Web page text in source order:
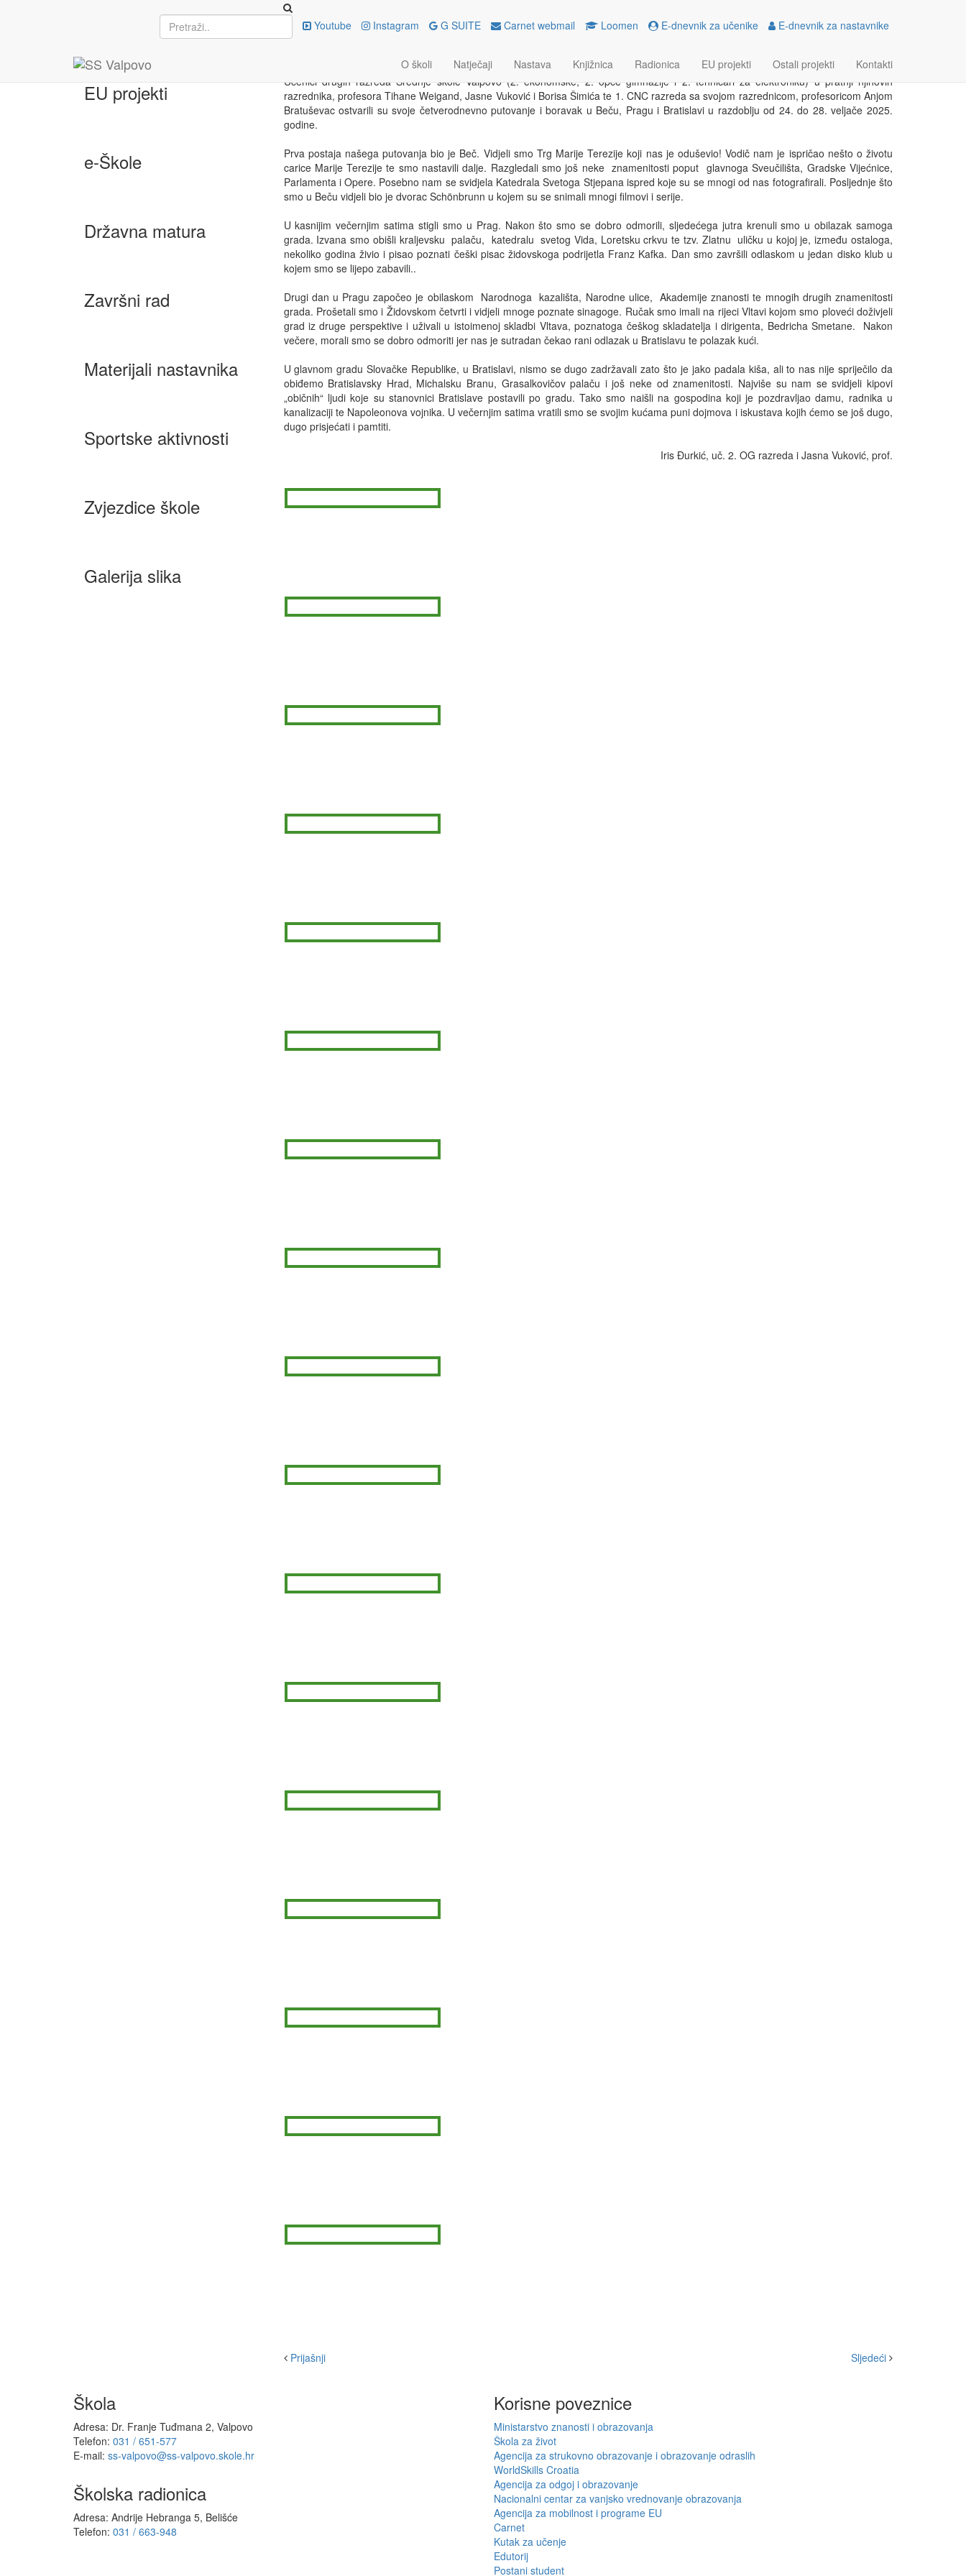
Youtube Instagram G SUITE Carnet webmail Loomen E-dnevnik za učenike E-dnevnik za nastavnike
O školi Natječaji Nastava Knjižnica Radionica EU projekti Ostali projekti Kontakti
EU projekti
e-Škole
Državna matura
Završni rad
Materijali nastavnika
Sportske aktivnosti
Zvjezdice škole
Galerija slika
PUTOVANJE U BEČ, PRAG I BRATISLAVU
Učenici drugih razreda Srednje škole Valpovo (2. ekonomske, 2. opće gimnazije i 2. tehničari za elektroniku) u pratnji njihovih
razrednika, profesora Tihane Weigand, Jasne Vuković i Borisa Šimića te 1. CNC razreda sa svojom razrednicom, profesoricom Anjom
Bratuševac ostvarili su svoje četverodnevno putovanje i boravak u Beču, Pragu i Bratislavi u razdoblju od 24. do 28. veljače 2025.
godine.
Prva postaja našega putovanja bio je Beč. Vidjeli smo Trg Marije Terezije koji nas je oduševio! Vodič nam je ispričao nešto o životu
carice Marije Terezije te smo nastavili dalje. Razgledali smo još neke znamenitosti poput glavnoga Sveučilišta, Gradske Vijećnice,
Parlamenta i Opere. Posebno nam se svidjela Katedrala Svetoga Stjepana ispred koje su se mnogi od nas fotografirali. Posljednje što
smo u Beču vidjeli bio je dvorac Schönbrunn u kojem su se snimali mnogi filmovi i serije.
U kasnijim večernjim satima stigli smo u Prag. Nakon što smo se dobro odmorili, sljedećega jutra krenuli smo u obilazak samoga
grada. Izvana smo obišli kraljevsku palaču, katedralu svetog Vida, Loretsku crkvu te tzv. Zlatnu uličku u kojoj je, između ostaloga,
nekoliko godina živio i pisao poznati češki pisac židovskoga podrijetla Franz Kafka. Dan smo završili odlaskom u jedan disko klub u
kojem smo se lijepo zabavili..
Drugi dan u Pragu započeo je obilaskom Narodnoga kazališta, Narodne ulice, Akademije znanosti te mnogih drugih znamenitosti
grada. Prošetali smo i Židovskom četvrti i vidjeli mnoge poznate sinagoge. Ručak smo imali na rijeci Vltavi kojom smo ploveći doživjeli
grad iz druge perspektive i uživali u istoimenoj skladbi Vltava, poznatoga češkog skladatelja i dirigenta, Bedricha Smetane. Nakon
večere, morali smo se dobro odmoriti jer nas je sutradan čekao rani odlazak u Bratislavu te polazak kući.
U glavnom gradu Slovačke Republike, u Bratislavi, nismo se dugo zadržavali zato što je jako padala kiša, ali to nas nije spriječilo da
obiđemo Bratislavsky Hrad, Michalsku Branu, Grasalkovičov palaču i još neke od znamenitosti. Najviše su nam se svidjeli kipovi
„običnih“ ljudi koje su stanovnici Bratislave postavili po gradu. Tako smo naišli na gospodina koji je pozdravljao damu, radnika u
kanalizaciji te Napoleonova vojnika. U večernjim satima vratili smo se svojim kućama puni dojmova i iskustava kojih ćemo se još dugo,
dugo prisjećati i pamtiti.
Iris Đurkić, uč. 2. OG razreda i Jasna Vuković, prof.
Prijašnji Sljedeći
Škola
Adresa: Dr. Franje Tuđmana 2, Valpovo
Telefon: 031 / 651-577
E-mail: ss-valpovo@ss-valpovo.skole.hr
Školska radionica
Adresa: Andrije Hebranga 5, Belišće
Telefon: 031 / 663-948
Korisne poveznice
Ministarstvo znanosti i obrazovanja
Škola za život
Agencija za strukovno obrazovanje i obrazovanje odraslih
WorldSkills Croatia
Agencija za odgoj i obrazovanje
Nacionalni centar za vanjsko vrednovanje obrazovanja
Agencija za mobilnost i programe EU
Carnet
Kutak za učenje
Edutorij
Postani student